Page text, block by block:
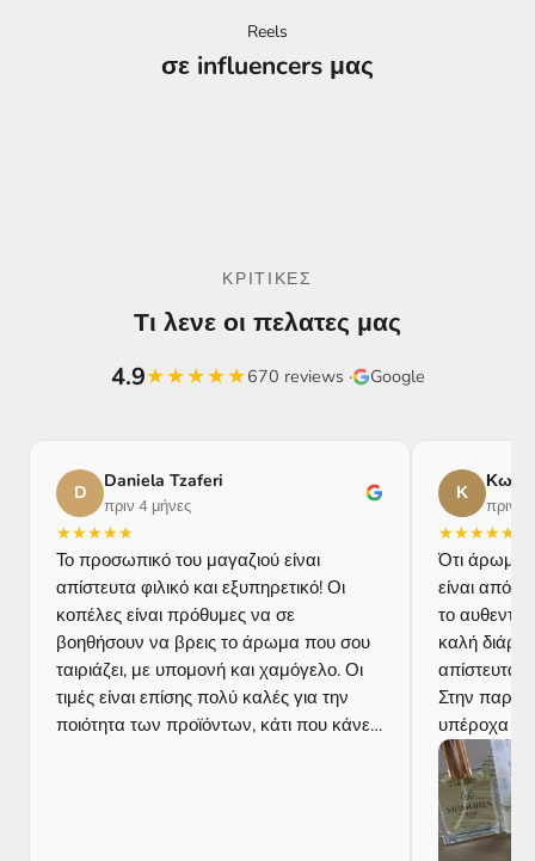
Reels
σε influencers μας
ΚΡΙΤΙΚΕΣ
Τι λενε οι πελατες μας
4.9★★★★★670 reviews · Google
D
Daniela Tzaferi
πριν 4 μήνες
★★★★★
Το προσωπικό του μαγαζιού είναι
απίστευτα φιλικό και εξυπηρετικό! Οι
κοπέλες είναι πρόθυμες να σε
βοηθήσουν να βρεις το άρωμα που σου
ταιριάζει, με υπομονή και χαμόγελο. Οι
τιμές είναι επίσης πολύ καλές για την
ποιότητα των προϊόντων, κάτι που κάνει
Κ
πριν
★★★★★
Ότι άρωμα
είναι από
το
καλή
απίστευτα
Στην
υπέροχα
ξανά. Θα